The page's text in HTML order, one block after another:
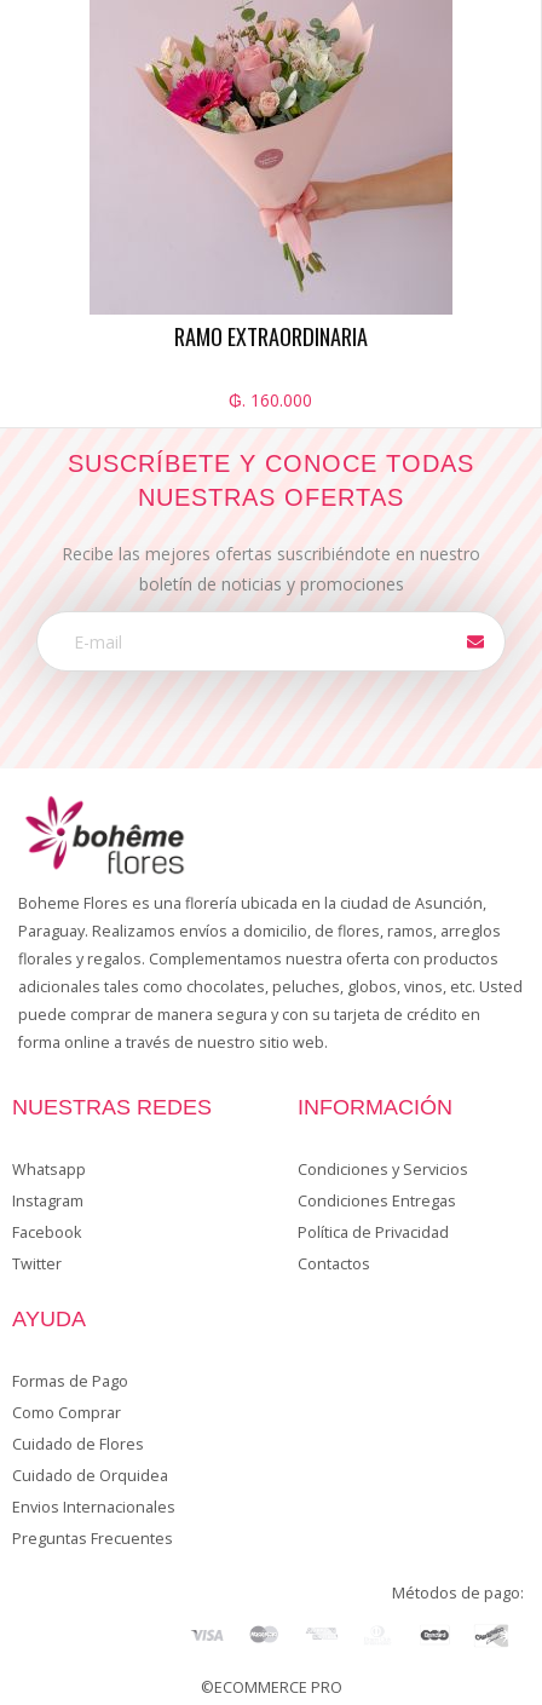
RAMO EXTRAORDINARIA
₲. 160.000
SUSCRÍBETE Y CONOCE TODAS
NUESTRAS OFERTAS
Recibe las mejores ofertas suscribiéndote en nuestro
boletín de noticias y promociones
Boheme Flores es una florería ubicada en la ciudad de Asunción,
Paraguay. Realizamos envíos a domicilio, de flores, ramos, arreglos
florales y regalos. Complementamos nuestra oferta con productos
adicionales tales como chocolates, peluches, globos, vinos, etc. Usted
puede comprar de manera segura y con su tarjeta de crédito en
forma online a través de nuestro sitio web.
NUESTRAS REDES
Whatsapp
Instagram
Facebook
Twitter
INFORMACIÓN
Condiciones y Servicios
Condiciones Entregas
Política de Privacidad
Contactos
AYUDA
Formas de Pago
Como Comprar
Cuidado de Flores
Cuidado de Orquidea
Envios Internacionales
Preguntas Frecuentes
Métodos de pago:
©ECOMMERCE PRO